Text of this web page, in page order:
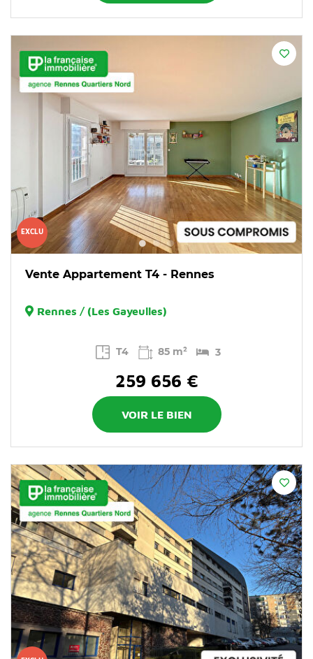
EXCLU
Vente Appartement T4 - Rennes
Rennes / (Les Gayeulles)
T4 85 m² 3
259 656 €
VOIR LE BIEN